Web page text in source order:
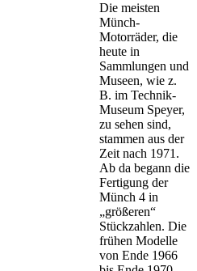
Die meisten
Münch-
Motorräder, die
heute in
Sammlungen und
Museen, wie z.
B. im Technik-
Museum Speyer,
zu sehen sind,
stammen aus der
Zeit nach 1971.
Ab da begann die
Fertigung der
Münch 4 in
„größeren“
Stückzahlen. Die
frühen Modelle
von Ende 1966